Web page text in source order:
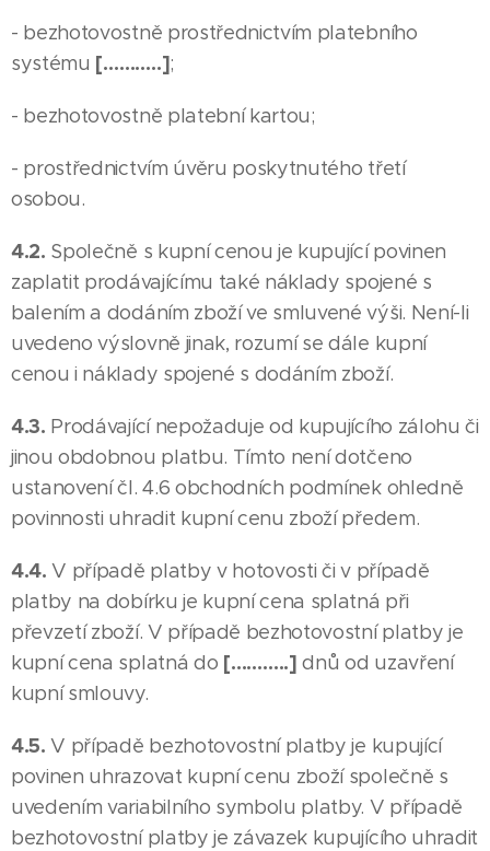
- bezhotovostně prostřednictvím platebního
systému [………..];
- bezhotovostně platební kartou;
- prostřednictvím úvěru poskytnutého třetí
osobou.
4.2. Společně s kupní cenou je kupující povinen
zaplatit prodávajícímu také náklady spojené s
balením a dodáním zboží ve smluvené výši. Není-li
uvedeno výslovně jinak, rozumí se dále kupní
cenou i náklady spojené s dodáním zboží.
4.3. Prodávající nepožaduje od kupujícího zálohu či
jinou obdobnou platbu. Tímto není dotčeno
ustanovení čl. 4.6 obchodních podmínek ohledně
povinnosti uhradit kupní cenu zboží předem.
4.4.V případě platby v hotovosti či v případě
platby na dobírku je kupní cena splatná při
převzetí zboží. V případě bezhotovostní platby je
kupní cena splatná do [………..] dnů od uzavření
kupní smlouvy.
4.5.V případě bezhotovostní platby je kupující
povinen uhrazovat kupní cenu zboží společně s
uvedením variabilního symbolu platby. V případě
bezhotovostní platby je závazek kupujícího uhradit